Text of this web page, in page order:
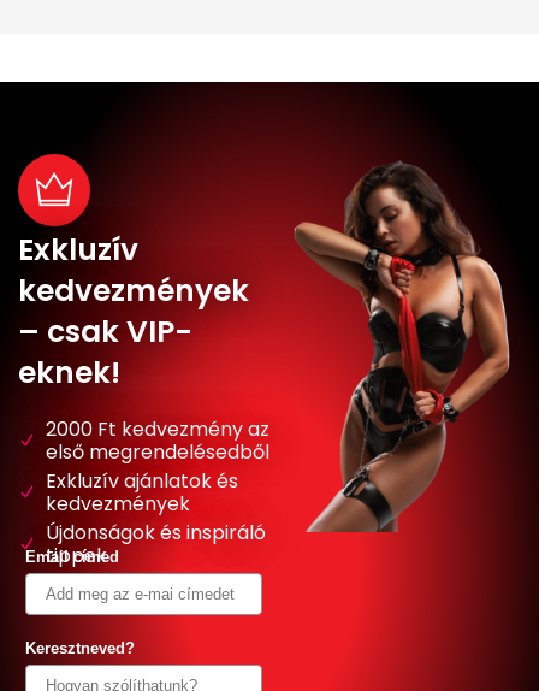
Exkluzív
kedvezmények
– csak VIP-
eknek!
2000 Ft kedvezmény az
első megrendelésedből
Exkluzív ajánlatok és
kedvezmények
Újdonságok és inspiráló
tippek
Email címed
Keresztneved?